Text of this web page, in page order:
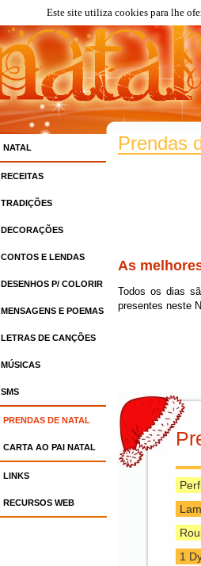
Este site utiliza cookies para lhe
NATAL
RECEITAS
TRADIÇÕES
DECORAÇÕES
CONTOS E LENDAS
DESENHOS P/ COLORIR
MENSAGENS E POEMAS
LETRAS DE CANÇÕES
MÚSICAS
SMS
PRENDAS DE NATAL
CARTA AO PAI NATAL
LINKS
RECURSOS WEB
Prendas
As
Todos os dias
presentes neste
O
1
1